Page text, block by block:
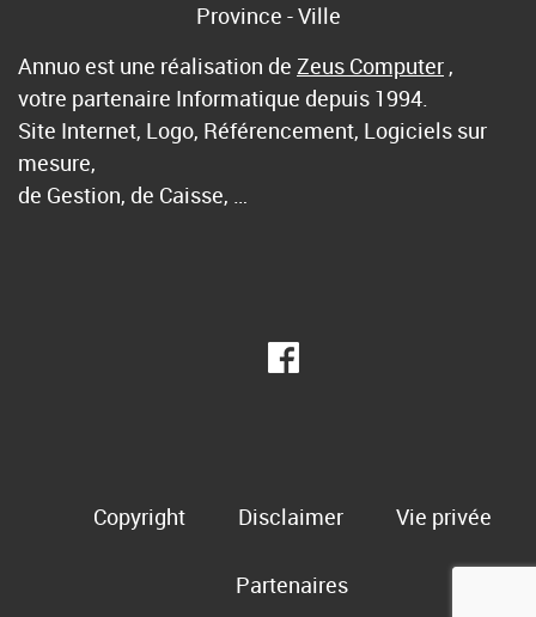
Province - Ville
Annuo est une réalisation de Zeus Computer ,
votre partenaire Informatique depuis 1994.
Site Internet, Logo, Référencement, Logiciels sur
mesure,
de Gestion, de Caisse, …
Copyright Disclaimer Vie privée
Partenaires